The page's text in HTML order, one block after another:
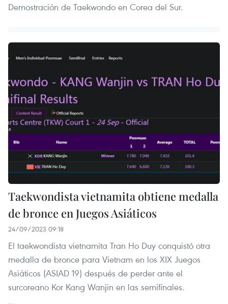
Demostración de Taekwondo en Corea del Sur.
Taekwondista vietnamita obtiene medalla
de bronce en Juegos Asiáticos
24/09/2023 09:18
El taekwondista vietnamita Tran Ho Duy conquistó otra
medalla de bronce para Vietnam en los XIX Juegos
Asiáticos (ASIAD 19) después de perder ante el
surcoreano Kor Kang Wanjin en las semifinales.